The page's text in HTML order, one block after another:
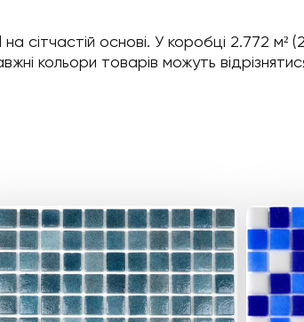
основі. У коробці 2.772 м²
кольори товарів можуть відрізнятися